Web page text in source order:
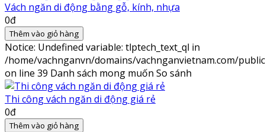
Vách ngăn di động bằng gỗ, kính, nhựa
0đ
Thêm vào giỏ hàng
Notice: Undefined variable: tlptech_text_ql in
/home/vachnganvn/domains/vachnganvietnam.com/
on line 39 Danh sách mong muốn So sánh
Thi công vách ngăn di động giá rẻ
0đ
Thêm vào giỏ hàng